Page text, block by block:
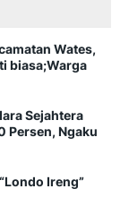
Wates,
biasa;Warga
Sejahtera
Persen, Ngaku
Ireng”